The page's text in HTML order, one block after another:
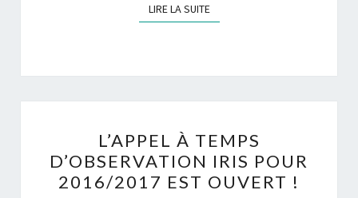
LIRE LA SUITELIRE LA SUITE
À
TEMPS
D’OBSERVATION
L’APPEL À TEMPS
D’OBSERVATION IRIS POUR
2016/2017 EST OUVERT !